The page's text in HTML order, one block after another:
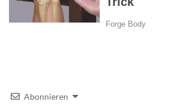
Abonnieren